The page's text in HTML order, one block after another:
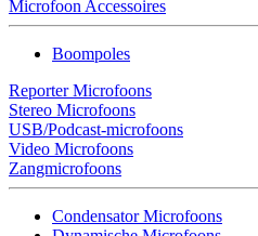
Microfoon Accessoires
Boompoles
Reporter Microfoons
Stereo Microfoons
USB/Podcast-microfoons
Video Microfoons
Zangmicrofoons
Condensator Microfoons